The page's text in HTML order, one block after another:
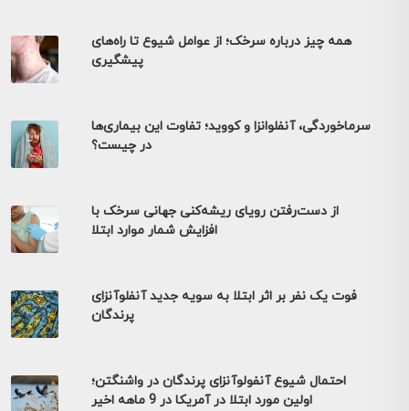
همه چیز درباره سرخک؛ از عوامل شیوع تا راه‌های
پیشگیری
سرماخوردگی، آنفلوانزا و کووید؛ تفاوت این بیماری‌ها
در چیست؟
از دست‌رفتن رویای ریشه‌کنی جهانی سرخک با
افزایش شمار موارد ابتلا
فوت یک نفر بر اثر ابتلا به سویه جدید آنفلوآنزای
پرندگان
احتمال شیوع آنفولوآنزای پرندگان در واشنگتن؛
اولین مورد ابتلا در آمریکا در 9 ماهه اخیر